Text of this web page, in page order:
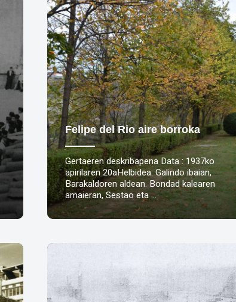
Felipe del Rio aire borroka
Gertaeren deskribapena Data : 1937ko
apirilaren 20aHelbidea: Galindo ibaian,
Barakaldoren aldean. Bondad kalearen
amaieran, Sestao eta …